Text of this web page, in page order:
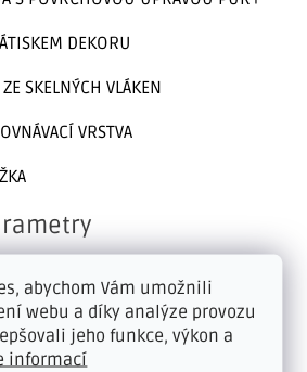
abychom Vám umožnili
webu a díky analýze provozu
jeho funkce, výkon a
informací
DEKORU
SKELNÝCH VLÁKEN
VRSTVA
KVALITNÍ METRÁŽOVÉ VINYLOVÉ PVC
PODLAHY V ŠIROKÉ NABÍDCE
15 let